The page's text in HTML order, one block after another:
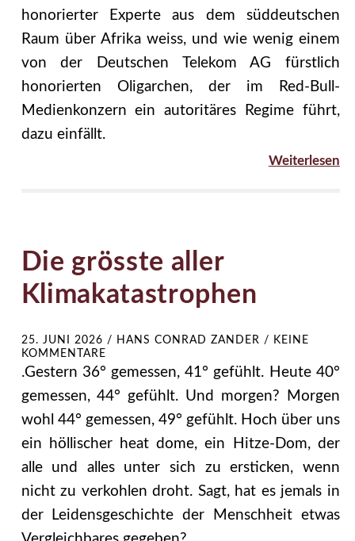
honorierter Experte aus dem süddeutschen
Raum über Afrika weiss, und wie wenig einem
von der Deutschen Telekom AG fürstlich
honorierten Oligarchen, der im Red-Bull-
Medienkonzern ein autoritäres Regime führt,
dazu einfällt.
Weiterlesen
Die grösste aller
Klimakatastrophen
25. JUNI 2026 / HANS CONRAD ZANDER /
KEINE
KOMMENTARE
.Gestern 36° gemessen, 41° gefühlt. Heute 40°
gemessen, 44° gefühlt. Und morgen? Morgen
wohl 44° gemessen, 49° gefühlt. Hoch über uns
ein höllischer heat dome, ein Hitze-Dom, der
alle und alles unter sich zu ersticken, wenn
nicht zu verkohlen droht. Sagt, hat es jemals in
der Leidensgeschichte der Menschheit etwas